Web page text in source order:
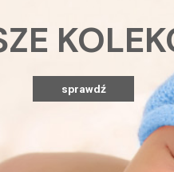
sprawdź